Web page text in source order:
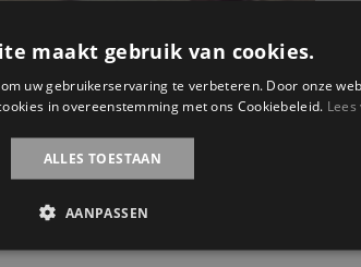
maakt gebruik van cookies.
uw gebruikerservaring te verbeteren. Door onze
in overeenstemming met ons Cookiebeleid.
ALLES TOESTAAN
AANPASSEN